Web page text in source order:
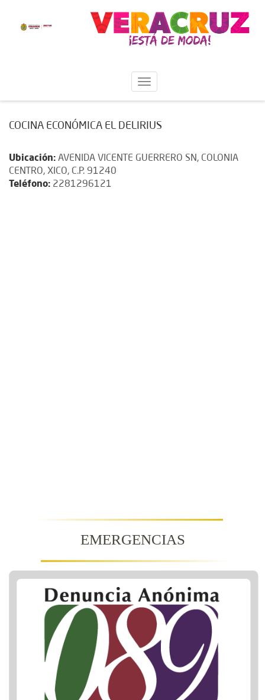
COCINA ECONÓMICA EL DELIRIUS
Ubicación: AVENIDA VICENTE GUERRERO SN, COLONIA
CENTRO, XICO, C.P. 91240
Teléfono: 2281296121
EMERGENCIAS